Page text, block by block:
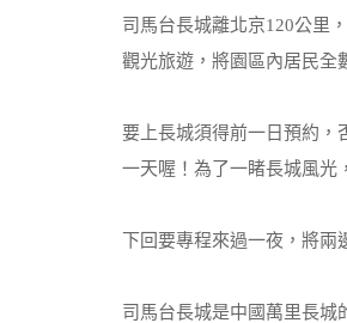
司馬台長城離北京120公里
觀光旅遊，將園區內居民全
要上長城須得前一日預約，
一天喔！為了一睹長城風光
下回要專程來過一夜，將
司馬台長城是中國萬里長城